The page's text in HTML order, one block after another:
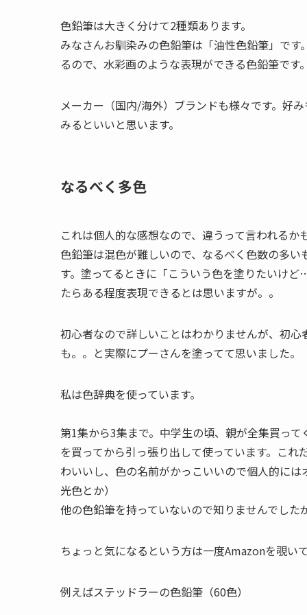
色鉛筆は大きく分けて2種類あります。
みなさんお馴染みの色鉛筆は「油性色鉛筆」で
るので、水彩画のような表現ができる色鉛筆です
メーカー（国内/海外）ブランドも様々です。好
みるといいと思います。
なるべく多色
これは個人的な感想なので、違うって言われるか
色鉛筆は混色が難しいので、なるべく色数の多
す。塗ってるときに「こういう色を塗りたいけ
たらある程度表現できるとは思いますが。。
初心者なので詳しいことはわかりませんが、初
も。。と実際にプーさんを塗ってて思いました。
私は色辞典を使っています。
第1集から3集まで。中学生の頃、親が全集買っ
を買ってから引っ張り出して使っています。こ
わいいし、色の名前がかっこいいので個人的に
光色とか）
他の色鉛筆を持っていないので知りませんでし
ちょっと気になるという方は一度Amazonを覗い
例えばステッドラーの色鉛筆（60色）